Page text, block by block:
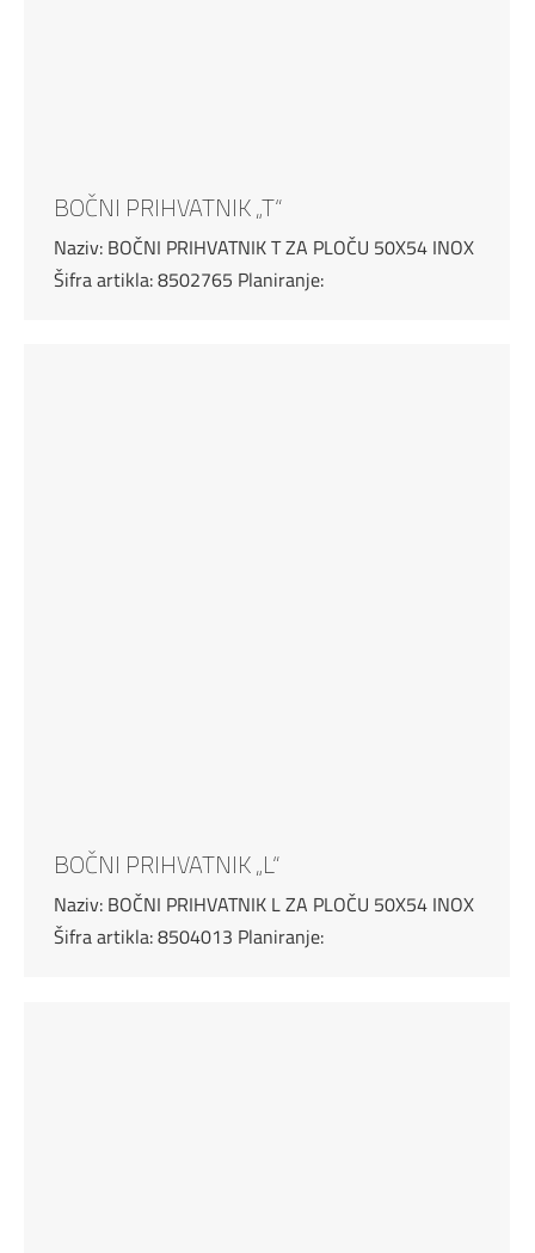
BOČNI PRIHVATNIK „T“
Naziv: BOČNI PRIHVATNIK T ZA PLOČU 50X54 INOX
Šifra artikla: 8502765 Planiranje:
BOČNI PRIHVATNIK „L“
Naziv: BOČNI PRIHVATNIK L ZA PLOČU 50X54 INOX
Šifra artikla: 8504013 Planiranje: